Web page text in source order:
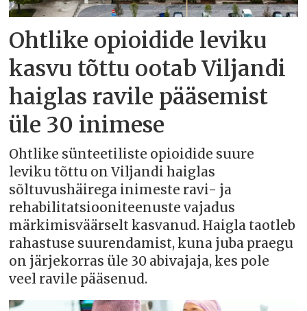
Ohtlike opioidide leviku
kasvu tõttu ootab Viljandi
haiglas ravile pääsemist
üle 30 inimese
Ohtlike sünteetiliste opioidide suure
leviku tõttu on Viljandi haiglas
sõltuvushäirega inimeste ravi- ja
rehabilitatsiooniteenuste vajadus
märkimisväärselt kasvanud. Haigla taotleb
rahastuse suurendamist, kuna juba praegu
on järjekorras üle 30 abivajaja, kes pole
veel ravile pääsenud.